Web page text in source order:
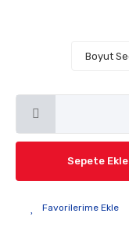
Sepete Ekle